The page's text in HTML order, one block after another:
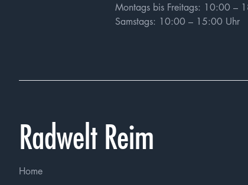
Montags bis Freitags: 10:00 –
Samstags: 10:00 – 15:00 Uhr
Radwelt Reim
Home